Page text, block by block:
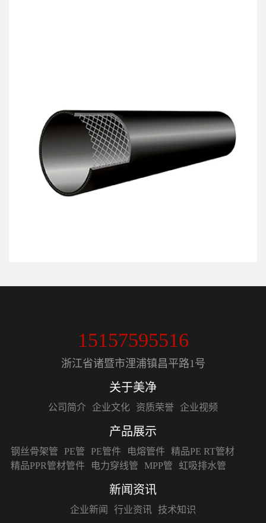
15157595516
浙江省诸暨市浬浦镇昌平路1号
关于美净
公司简介 企业文化 资质荣誉 企业视频
产品展示
钢丝骨架管 PE管 PE管件 电熔管件 精品PE RT管材
精品PPR管材管件
电力穿线管 MPP管 虹吸排水管
新闻资讯
企业新闻 行业资讯 技术知识